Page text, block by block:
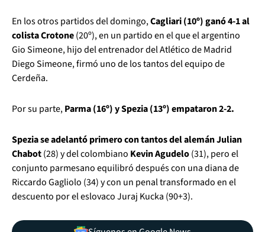
En los otros partidos del domingo,Cagliari (10º) ganó 4-1 al
colista Crotone(20º), en un partido en el que el argentino
Gio Simeone, hijo del entrenador del Atlético de Madrid
Diego Simeone, firmó uno de los tantos del equipo de
Cerdeña.
Por su parte,Parma (16º) y Spezia (13º) empataron 2-2.
Spezia se adelantó primero con tantos del alemán Julian
Chabot(28) y del colombiano Kevin Agudelo(31), pero el
conjunto parmesano equilibró después con una diana de
Riccardo Gagliolo (34) y con un penal transformado en el
descuento por el eslovaco Juraj Kucka (90+3).